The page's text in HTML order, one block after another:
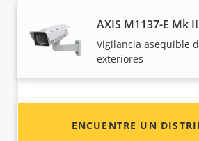
AXIS M1137-E Mk
Vigilancia asequible
exteriores
AXIS P1385-E Box
¿Está interesado en
revendedor? Encuentre
contacto de distribuidores
ENCUENTRE UN